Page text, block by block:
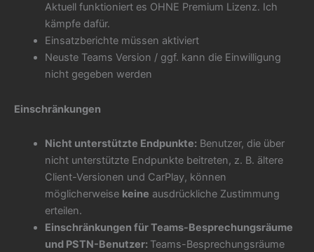
Aktuell funktioniert es OHNE Premium Lizenz. Ich
kämpfe dafür.
Einsatzberichte müssen aktiviert
Neuste Teams Version / ggf. kann die Einwilligung
nicht gegeben werden
Einschränkungen
Nicht unterstützte Endpunkte:Benutzer, die über
nicht unterstützte Endpunkte beitreten, z. B. ältere
Client-Versionen und CarPlay, können
möglicherweise keine ausdrückliche Zustimmung
erteilen.
Einschränkungen für Teams-Besprechungsräume
und PSTN-Benutzer: Teams-Besprechungsräume